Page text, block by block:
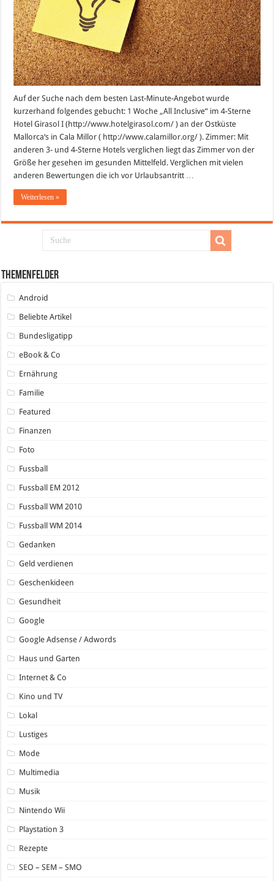
Auf der Suche nach dem besten Last-Minute-Angebot wurde
kurzerhand folgendes gebucht: 1 Woche „All Inclusive“ im 4-Sterne
Hotel Girasol I (http://www.hotelgirasol.com/ ) an der Ostküste
Mallorca‘s in Cala Millor ( http://www.calamillor.org/ ). Zimmer: Mit
anderen 3- und 4-Sterne Hotels verglichen liegt das Zimmer von der
Größe her gesehen im gesunden Mittelfeld. Verglichen mit vielen
anderen Bewertungen die ich vor Urlaubsantritt …
Weiterlesen »
Themenfelder
Android
Beliebte Artikel
Bundesligatipp
eBook & Co
Ernährung
Familie
Featured
Finanzen
Foto
Fussball
Fussball EM 2012
Fussball WM 2010
Fussball WM 2014
Gedanken
Geld verdienen
Geschenkideen
Gesundheit
Google
Google Adsense / Adwords
Haus und Garten
Internet & Co
Kino und TV
Lokal
Lustiges
Mode
Multimedia
Musik
Nintendo Wii
Playstation 3
Rezepte
SEO – SEM – SMO